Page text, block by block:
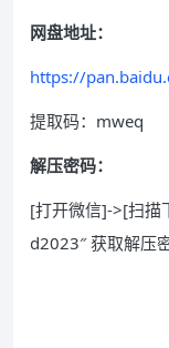
网盘地址：
https://
提取码：mweq
解压密码：
[打开微信]->[扫描
d2023″ 获取解压